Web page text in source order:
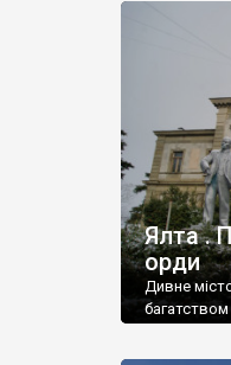
Ялта .
орди
Дивне